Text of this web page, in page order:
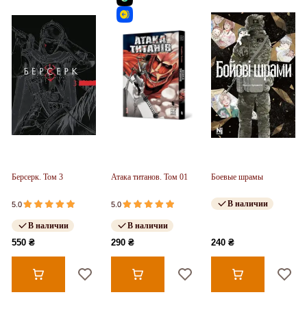
Берсерк. Том 3
5.0
В наличии
550 ₴
Атака титанов. Том 01
5.0
В наличии
290 ₴
Боевые шрамы
В наличии
240 ₴